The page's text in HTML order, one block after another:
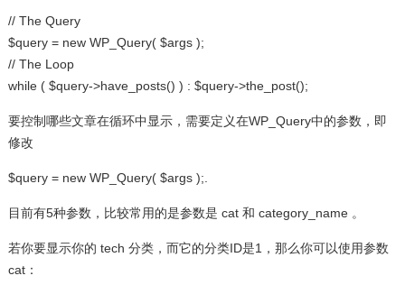
// The Query
$query = new WP_Query( $args );
// The Loop
while ( $query->have_posts() ) : $query->the_post();
要控制哪些文章在循环中显示，需要定义在WP_Query中的参数，即
修改
$query = new WP_Query( $args );.
目前有5种参数，比较常用的是参数是 cat 和 category_name 。
若你要显示你的 tech 分类，而它的分类ID是1，那么你可以使用参数
cat：